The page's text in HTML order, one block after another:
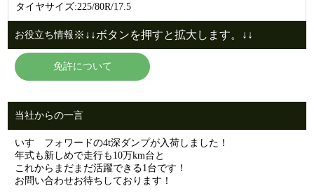
タイヤサイズ:225/80R/17.5
お役立ち情報 ※↓↓ボタンを押すと拡大します。↓↓
免許について
当社からの一言
いすゞフォワードの4t深ダンプが入荷しました！
年式も新しめで走行も10万km台と
これからまだまだ活躍できる1台です！
お問い合わせお待ちしております！